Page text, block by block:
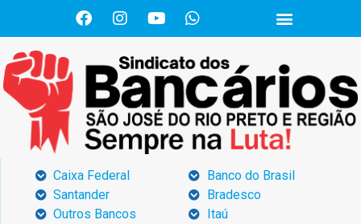
Caixa Federal
Santander
Outros Bancos
Banco do Brasil
Bradesco
Itaú